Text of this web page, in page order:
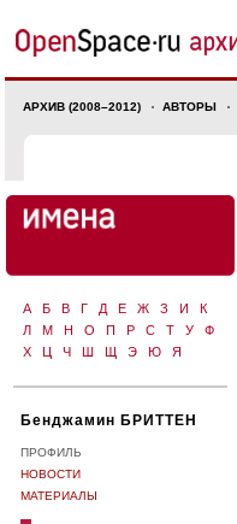
АРХИВ (2008–2012) АВТОРЫ
А Б В Г Д Е Ж З И
К
Л
М Н О П Р С Т У
Ф
Х
Ц Ч Ш Щ Э Ю Я
Бенджамин БРИТТЕН
ПРОФИЛЬ
НОВОСТИ
МАТЕРИАЛЫ